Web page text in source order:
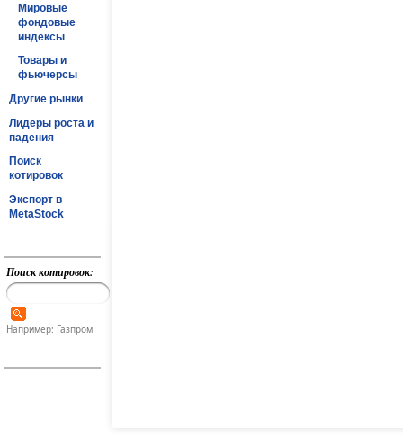
Мировые
фондовые
индексы
Товары и
фьючерсы
Другие рынки
Лидеры роста и
падения
Поиск
котировок
Экспорт в
MetaStock
Поиск котировок:
Например: Газпром